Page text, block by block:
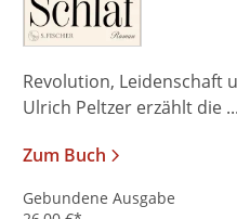
Revolution, Leidenschaft
Ulrich Peltzer erzählt die ...
Zum Buch
Gebundene Ausgabe